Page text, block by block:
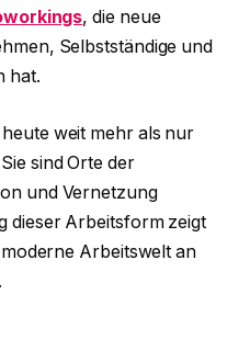
, die neue
Selbstständige und
hat.
weit mehr als nur
sind Orte der
und Vernetzung
dieser Arbeitsform zeigt
Arbeitswelt an